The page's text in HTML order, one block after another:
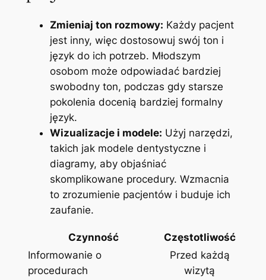
Zmieniaj ton rozmowy: Każdy pacjent
jest inny, więc dostosowuj swój ton i
język do ich potrzeb. Młodszym
osobom może odpowiadać bardziej
swobodny ton, podczas gdy starsze
pokolenia docenią bardziej formalny
język.
Wizualizacje i modele: Użyj narzędzi,
takich jak modele dentystyczne i
diagramy, aby objaśniać
skomplikowane procedury. Wzmacnia
to zrozumienie pacjentów i buduje ich
zaufanie.
Czynność
Częstotliwość
Informowanie o
procedurach
Przed każdą
wizytą